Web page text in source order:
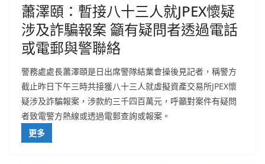
蕭澤頤：暫接八十三人就JPEX懷疑
涉及詐騙報案 籲有疑問者透過電話
或電郵與警聯絡
警務處處長蕭澤頤是日出席警隊結業會操後見記者，稱警方
截止昨日下午三時共接獲八十三人就虛擬資產交易所JPEX懷
疑涉及詐騙報案，涉款約三千四百萬元，呼籲對案件有疑問
者致電警方熱線或透過電郵查詢或報案。
更多